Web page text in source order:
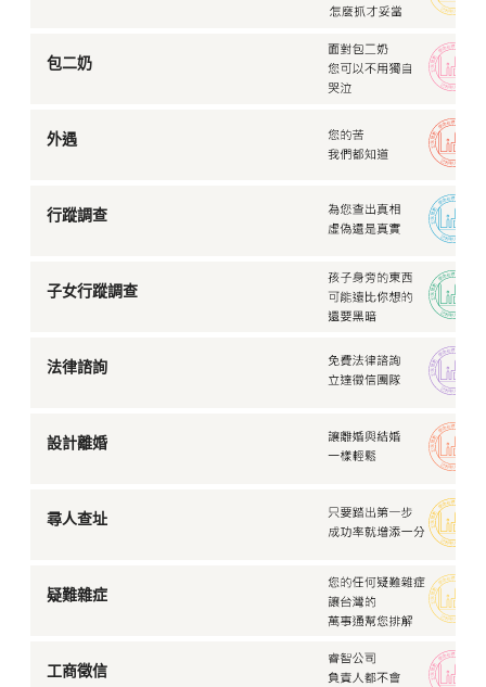
包二奶
外遇
行蹤調查
子女行蹤調查
法律諮詢
設計離婚
尋人查址
疑難雜症
工商徵信